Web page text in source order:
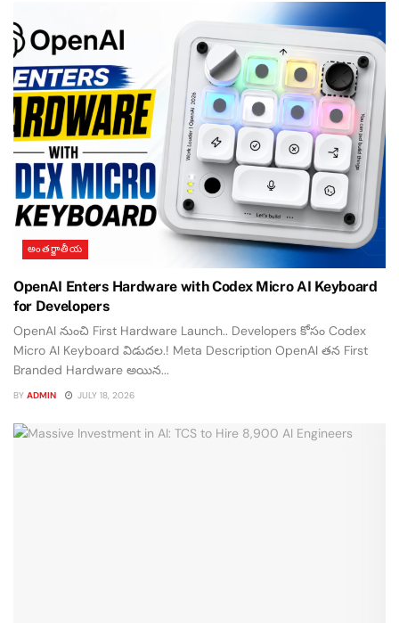
అంతర్జాతీయ
OpenAI Enters Hardware with Codex Micro AI Keyboard
for Developers
OpenAI నుంచి First Hardware Launch.. Developers కోసం Codex
Micro AI Keyboard విడుదల.! Meta Description OpenAI తన First
Branded Hardware అయిన...
BY ADMIN JULY 18, 2026